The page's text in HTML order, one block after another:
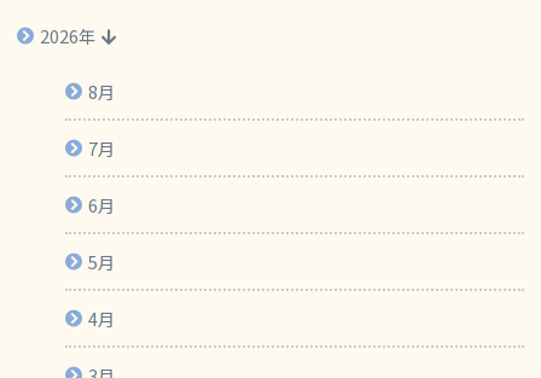
2026年
8月
7月
6月
5月
4月